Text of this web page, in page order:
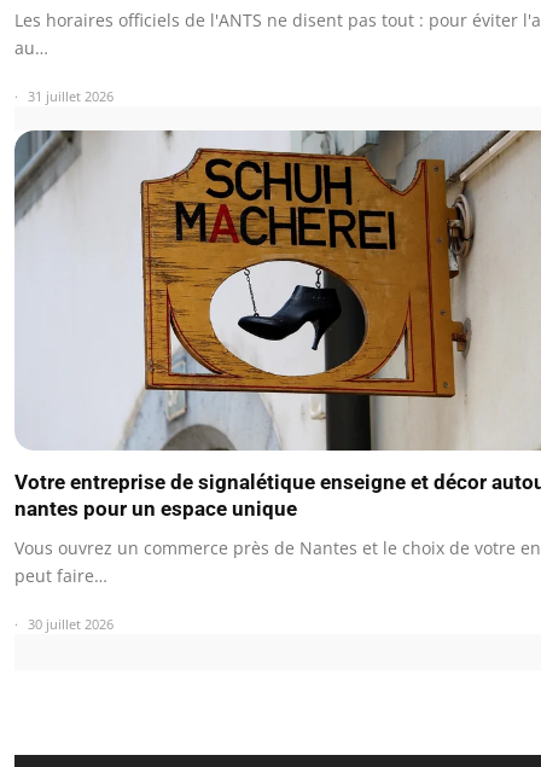
Les horaires officiels de l'ANTS ne disent pas tout : pour éviter
au…
31 juillet 2026
Votre entreprise de signalétique enseigne et décor
nantes pour un espace unique
Vous ouvrez un commerce près de Nantes et le choix de votre
peut faire…
30 juillet 2026